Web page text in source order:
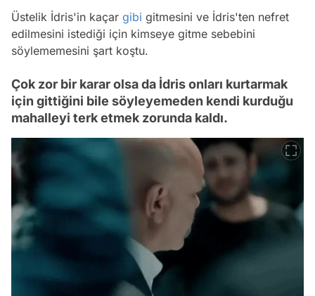
Üstelik İdris'in kaçar gibi gitmesini ve İdris'ten nefret
edilmesini istediği için kimseye gitme sebebini
söylememesini şart koştu.
Çok zor bir karar olsa da İdris onları kurtarmak
için gittiğini bile söyleyemeden kendi kurduğu
mahalleyi terk etmek zorunda kaldı.